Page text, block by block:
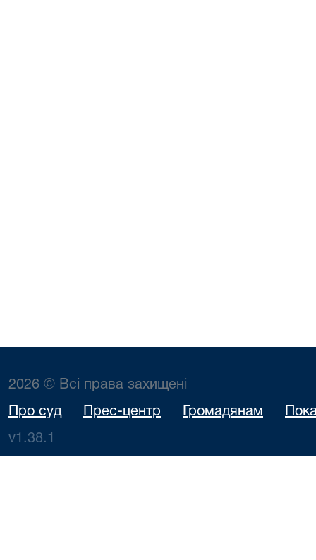
2026 © Всі права захищені
Про суд Прес-центр Громадянам
v1.38.1